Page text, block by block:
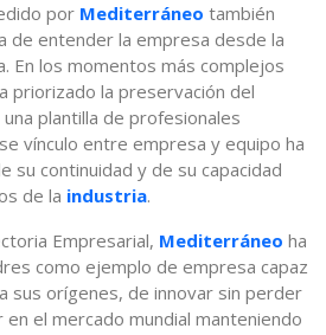
por Mediterráneo también
de entender la empresa desde la
En los momentos más complejos
priorizado la preservación del
plantilla de profesionales
vínculo entre empresa y equipo ha
su continuidad y de su capacidad
de la industria.
Empresarial, Mediterráneo ha
como ejemplo de empresa capaz
sus orígenes, de innovar sin perder
el mercado mundial manteniendo